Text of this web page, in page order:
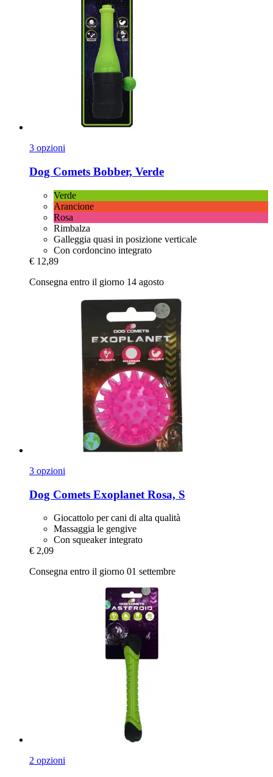
3 opzioni
Dog Comets Bobber, Verde
Verde
Arancione
Rosa
Rimbalza
Galleggia quasi in posizione verticale
Con cordoncino integrato
€ 12,89
Consegna entro il giorno 14 agosto
3 opzioni
Dog Comets Exoplanet Rosa, S
Giocattolo per cani di alta qualità
Massaggia le gengive
Con squeaker integrato
€ 2,09
Consegna entro il giorno 01 settembre
2 opzioni